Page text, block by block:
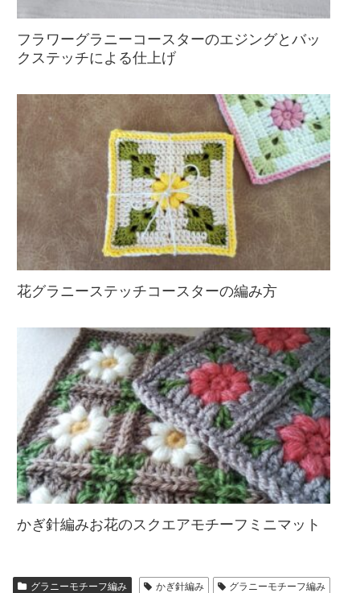
フラワーグラニーコースターのエジングとバッ
クステッチによる仕上げ
花グラニーステッチコースターの編み方
かぎ針編みお花のスクエアモチーフミニマット
グラニーモチーフ編み かぎ針編み
グラニーモチーフ編み